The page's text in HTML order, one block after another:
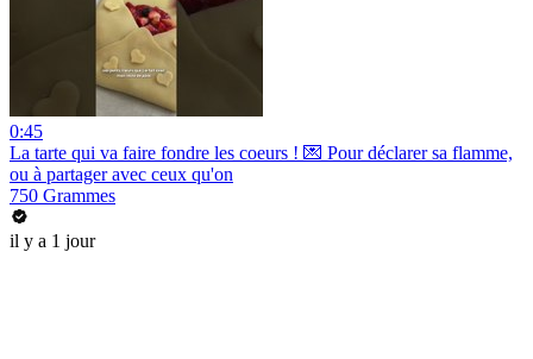
0:45
La tarte qui va faire fondre les coeurs ! 💌 Pour déclarer sa flamme,
ou à partager avec ceux qu'on
750 Grammes
il y a 1 jour